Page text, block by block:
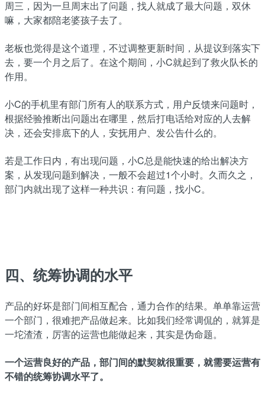
周三，因为一旦周末出了问题，找人就成了最大问题，双休
嘛，大家都陪老婆孩子去了。
老板也觉得是这个道理，不过调整更新时间，从提议到落实下
去，要一个月之后了。在这个期间，小C就起到了救火队长的
作用。
小C的手机里有部门所有人的联系方式，用户反馈来问题时，
根据经验推断出问题出在哪里，然后打电话给对应的人去解
决，还会安排底下的人，安抚用户、发公告什么的。
若是工作日内，有出现问题，小C总是能快速的给出解决方
案，从发现问题到解决，一般不会超过1个小时。久而久之，
部门内就出现了这样一种共识：有问题，找小C。
四、统筹协调的水平
产品的好坏是部门间相互配合，通力合作的结果。单单靠运营
一个部门，很难把产品做起来。比如我们经常调侃的，就算是
一坨渣渣，厉害的运营也能做起来，其实是伪命题。
一个运营良好的产品，部门间的默契就很重要，就需要运营有
不错的统筹协调水平了。